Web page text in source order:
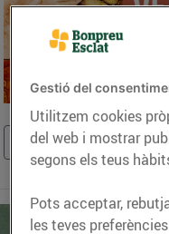
Compra ara!
Gestió del
Utilitzem cookies
del web i mostrar
segons els teus
Pots acceptar,
les teves